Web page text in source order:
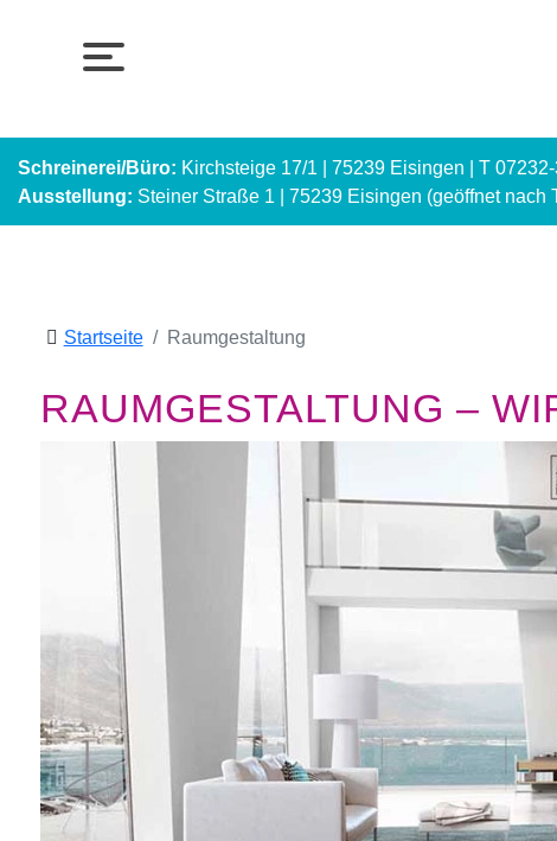
Schreinerei/Büro: Kirchsteige 17/1 | 75239 Eisingen | T 07232-
Ausstellung: Steiner Straße 1 | 75239 Eisingen (geöffnet nach
Startseite Raumgestaltung
RAUMGESTALTUNG –